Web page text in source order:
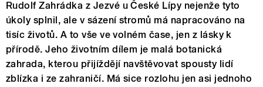
Rudolf Zahrádka z Jezvé u České Lípy nejenže tyto
úkoly splnil, ale v sázení stromů má napracováno na
tisíc životů. A to vše ve volném čase, jen z lásky k
přírodě. Jeho životním dílem je malá botanická
zahrada, kterou přijíždějí navštěvovat spousty lidí
zblízka i ze zahraničí. Má sice rozlohu jen asi jednoho